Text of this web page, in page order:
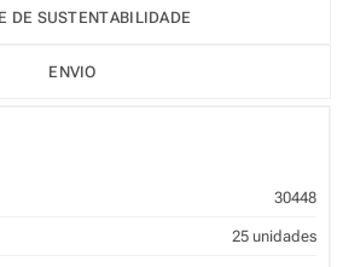
DE SUSTENTABILIDADE
ENVIO
30448
25 unidades